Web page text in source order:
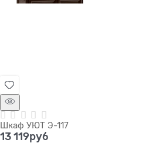
Шкаф УЮТ Э-117
13 119руб